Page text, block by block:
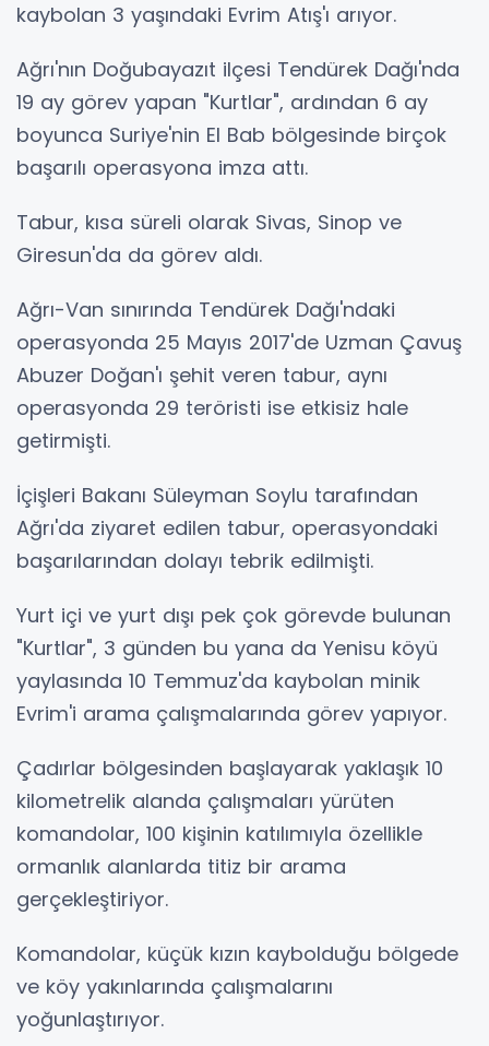
kaybolan 3 yaşındaki Evrim Atış'ı arıyor.
Ağrı'nın Doğubayazıt ilçesi Tendürek Dağı'nda
19 ay görev yapan "Kurtlar", ardından 6 ay
boyunca Suriye'nin El Bab bölgesinde birçok
başarılı operasyona imza attı.
Tabur, kısa süreli olarak Sivas, Sinop ve
Giresun'da da görev aldı.
Ağrı-Van sınırında Tendürek Dağı'ndaki
operasyonda 25 Mayıs 2017'de Uzman Çavuş
Abuzer Doğan'ı şehit veren tabur, aynı
operasyonda 29 teröristi ise etkisiz hale
getirmişti.
İçişleri Bakanı Süleyman Soylu tarafından
Ağrı'da ziyaret edilen tabur, operasyondaki
başarılarından dolayı tebrik edilmişti.
Yurt içi ve yurt dışı pek çok görevde bulunan
"Kurtlar", 3 günden bu yana da Yenisu köyü
yaylasında 10 Temmuz'da kaybolan minik
Evrim'i arama çalışmalarında görev yapıyor.
Çadırlar bölgesinden başlayarak yaklaşık 10
kilometrelik alanda çalışmaları yürüten
komandolar, 100 kişinin katılımıyla özellikle
ormanlık alanlarda titiz bir arama
gerçekleştiriyor.
Komandolar, küçük kızın kaybolduğu bölgede
ve köy yakınlarında çalışmalarını
yoğunlaştırıyor.